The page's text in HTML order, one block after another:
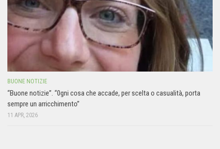
BUONE NOTIZIE
“Buone notizie”. “0gni cosa che accade, per scelta o casualità, porta
sempre un arricchimento”
11 APR, 2026